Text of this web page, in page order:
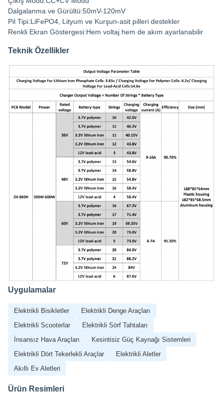
Dalgalanma ve Gürültü:50mV-120mV
Pil Tipi:LiFePO4, Lityum ve Kurşun-asit pilleri destekler
Renkli Ekran Göstergesi:Hem voltaj hem de akım ayarlanabilir
Teknik Özellikler
Uygulamalar
Elektrikli Bisikletler
Elektrikli Denge Araçları
Elektrikli Scooterlar
Elektrikli Sörf Tahtaları
İnsansız Hava Araçları
Kesintisiz Güç Kaynağı Sistemleri
Elektrikli Dört Tekerlekli Araçlar
Elektrikli Aletler
Akıllı Ev Aletleri
Ürün Resimleri